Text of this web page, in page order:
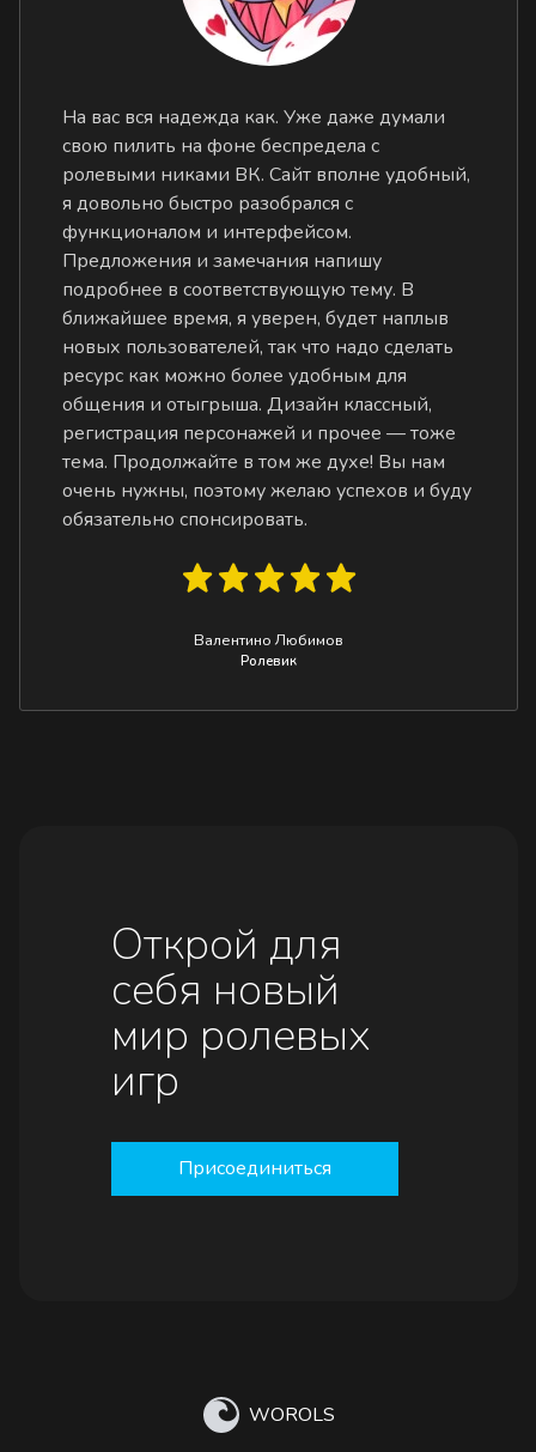
На вас вся надежда как. Уже даже думали
свою пилить на фоне беспредела с
ролевыми никами ВК. Сайт вполне удобный,
я довольно быстро разобрался с
функционалом и интерфейсом.
Предложения и замечания напишу
подробнее в соответствующую тему. В
ближайшее время, я уверен, будет наплыв
новых пользователей, так что надо сделать
ресурс как можно более удобным для
общения и отыгрыша. Дизайн классный,
регистрация персонажей и прочее — тоже
тема. Продолжайте в том же духе! Вы нам
очень нужны, поэтому желаю успехов и буду
обязательно спонсировать.
Валентино Любимов
Ролевик
Открой для
себя новый
мир ролевых
игр
Присоединиться
WOROLS